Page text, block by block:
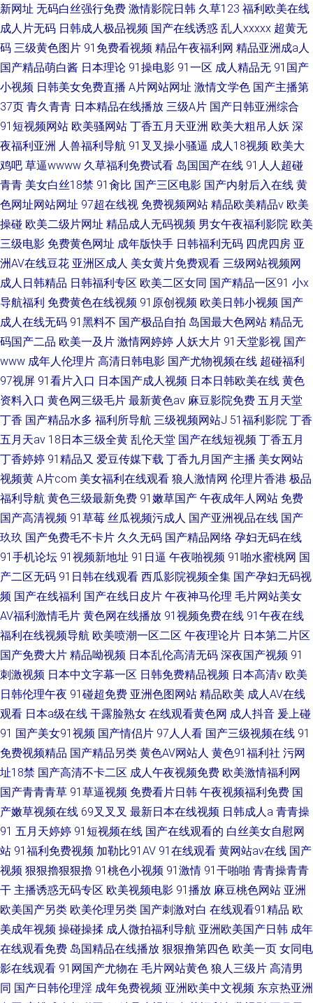
新网址 无码白丝强行免费 激情影院日韩 久草123 福利欧美在线
成人片无码 日韩成人极品视频 国产在线诱惑 乱人xxxxx 超黄无
码 三级黄色图片 91免费看视频 精品午夜福利网 精品亚洲成a人
国产精品萌白酱 日本理论 91操电影 91一区 成人精品无 91国产
小视频 日韩美女免费直播 A片网站网址 激情文学色 国产主播第
37页 青久青青 日本精品在线播放 三级A片 国产日韩亚洲综合
91短视频网站 欧美骚网站 丁香五月天亚洲 欧美大粗吊人妖 深
夜福利亚洲 人兽福利导航 91叉叉操小骚逼 成人18视频 欧美大
鸡吧 草逼wwww 久草福利免费试看 岛国国产在线 91人人超碰
青青 美女白丝18禁 91肏比 国产三区电影 国产内射后入在线 黄
色网址网站网址 97超在线视 免费视频网站 精品欧美精品v 欧美
操碰 欧美二级片网址 精品成人无码视频 男女午夜福利影院 欧美
三级电影 免费黄色网址 成年版快手 日韩福利无码 四虎四房 亚
洲AV在线豆花 亚洲区成人 美女黄片免费观看 三级网站视频网
成人日韩精品 日韩福利专区 欧美二区女同 国产精品一区91 小x
导航福利 免费黄色在线视频 91原创视频 欧美日韩小视频 国产
成人在线无码 91黑料不 国产极品自拍 岛国最大色网站 精品无
码国产二品 欧美一及片 激情网婷婷 人妖大片 91天堂影视 国产
www 成年人伦理片 高清日韩电影 国产尤物视频在线 超碰福利
97视屏 91看片入口 日本国产成人视频 日本日韩欧美在线 黄色
资料入口 黄色网三级毛片 最新黄色av 麻豆影院免费 五月天堂
丁香 国产精品水多 福利所导航 三级视频网站J 51福利影院 丁香
五月天av 18日本三级全黄 乱伦天堂 国产在线短视频 丁香五月
丁香婷婷 91精品又 爱豆传媒下载 丁香九月国产主播 美女网站
视频黄 A片com 美女福利在线观看 狼人激情网 伦理片香港 极品
福利导航 黄色三级最新免费 91嫩草国产 午夜成年人网站 免费
国产高清视频 91草莓 丝瓜视频污成人 国产亚洲视品在线 国产
玖玖 国产免费毛不卡片 久久无码 国产精品网络 孕妇无码在线
91手机论坛 91视频新地址 91日逼 午夜啪视频 91啪水蜜桃网 国
产二区无码 91日韩在线观看 西瓜影院视频全集 国产孕妇无码视
频 国产在线福利 国产在线日皮片 午夜神马伦理 毛片网站美女
AV福利激情毛片 黄色网在线播放 91视频免费在线 91午夜在线
福利在线视频导航 欧美喷潮一区二区 午夜理论片 日本第二片区
国产免费大片 精品呦视频 日本乱伦高清无码 深夜国产视频 91
刺激视频 日本中文字幕一区 日韩免费精品视频 日本高清v 欧美
日韩伦理午夜 91碰超免费 亚洲色图网站 精品欧美 成人AV在线
观看 日本a级在线 干露脸熟女 在线观看黄色网 成人抖音 爰上碰
91 国产美女91视频 国产情侣片 97人人看 国产三级视频在线 91
免费视频精品 国产精品另类 黄色AV网站人 黄色91福利社 污网
址18禁 国产高清不卡二区 成人午夜视频免费 欧美激情福利网
国产青青青草 91草逼视频 免费看片日韩 午夜视频福利免费 国
产嫩草视频在线 69叉叉叉 最新日本在线视频 日韩成人a 青青操
91 五月天婷婷 91短视频在线 国产在线观看的 白丝美女自慰网
站 91福利免费视频 加勒比91AV 91在线观看 黄网站av在线 国产
视频 狠狠擼狠狠擼 91桃色小视频 91激情 91干啪啪 青青操青青
干 主播诱惑无码专区 欧美视频电影 91播放 麻豆桃色网站 亚洲
欧美国产另类 欧美伦理另类 国产刺激对白 在线观看91精品 欧
美成年视频 操碰操揉 成人微拍福利导航 亚洲欧美国产日韩 成年
在线观看免费 岛国精品在线播放 狠狠撸第四色 欧美一页 女同电
影在线观看 91网国产尤物在 毛片网站黄色 狼人三级片 高清男
同 国产日韩伦理淫 成年免费视频 亚洲欧美中文视频 东京热亚洲